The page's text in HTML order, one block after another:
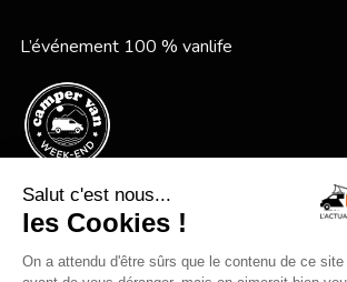
L’événement 100 % vanlife
Le festival vanlife en bord de mer